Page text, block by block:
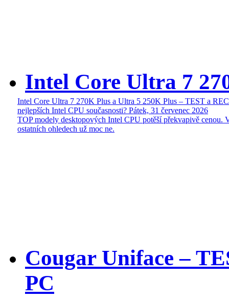
Intel Core Ultra 7
Intel Core Ultra 7 270K Plus a Ultra 5 250K Plus – TEST a
nejlepších Intel CPU současnosti? Pátek, 31 červenec 2026
TOP modely desktopových Intel CPU potěší překvapivě cenou.
ostatních ohledech už moc ne.
Cougar Uniface –
PC